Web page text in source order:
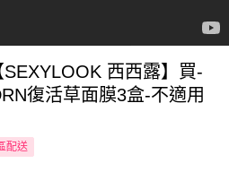
西西露】買-
復活草面膜3盒-不適用
配送